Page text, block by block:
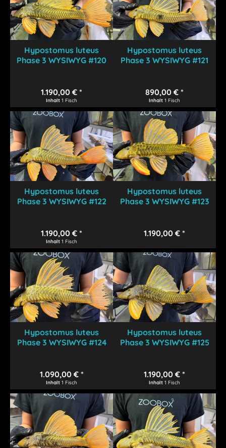
Hypostomus luteus
Phase 3 WYSIWYG #120
1.190,00 € *
Inhalt1 Fisch
Hypostomus luteus
Phase 3 WYSIWYG #121
890,00 € *
Inhalt1 Fisch
Hypostomus luteus
Phase 3 WYSIWYG #122
1.190,00 € *
Inhalt1 Fisch
Hypostomus luteus
Phase 3 WYSIWYG #123
1.190,00 € *
Hypostomus luteus
Phase 3 WYSIWYG #124
1.090,00 € *
Inhalt1 Fisch
Hypostomus luteus
Phase 3 WYSIWYG #125
1.190,00 € *
Inhalt1 Fisch